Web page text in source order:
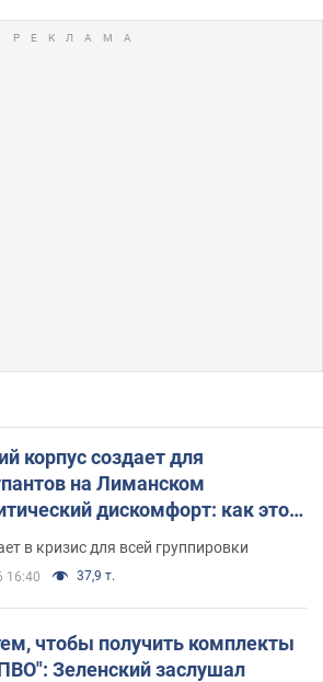
корпус создает для
на Лиманском
дискомфорт: как это
в кризис для всей группировки
16:40 37,9 т.
чтобы получить комплекты
Зеленский заслушал